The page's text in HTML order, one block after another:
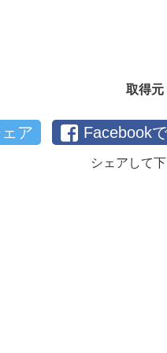
取得
ア Facebook
シェアして下